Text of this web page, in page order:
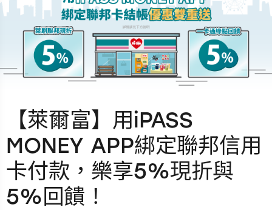
【萊爾富】用iPASS
MONEY APP綁定聯邦信用
卡付款，樂享5%現折與
5%回饋！